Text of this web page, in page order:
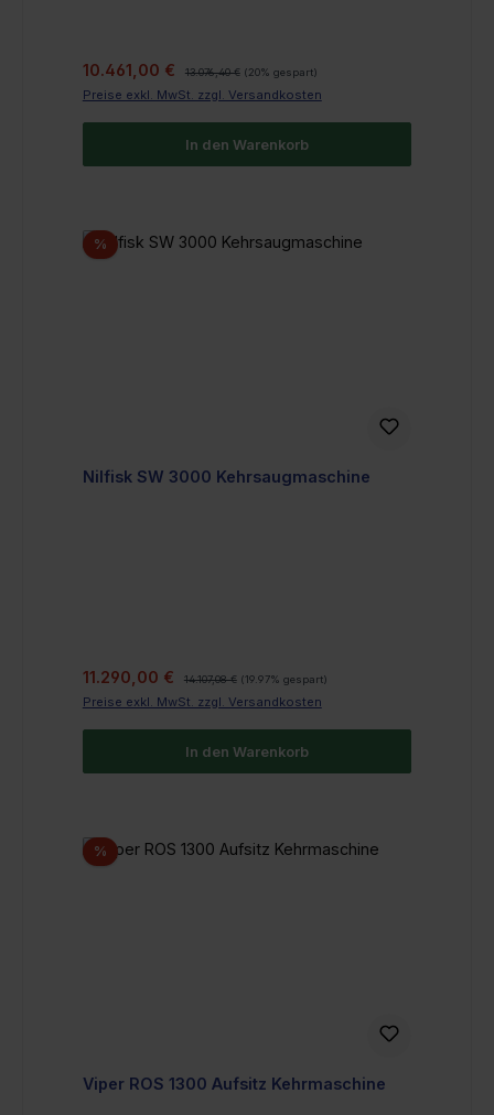
Verkaufspreis:
10.461,00 € Regulärer Preis:
13.076,40 € (20% gespart)
Preise exkl. MwSt. zzgl. Versandkosten
In den Warenkorb
%Rabatt
Nilfisk SW 3000 Kehrsaugmaschine
Verkaufspreis:
11.290,00 € Regulärer Preis:
14.107,08 € (19.97% gespart)
Preise exkl. MwSt. zzgl. Versandkosten
In den Warenkorb
%Rabatt
Viper ROS 1300 Aufsitz Kehrmaschine